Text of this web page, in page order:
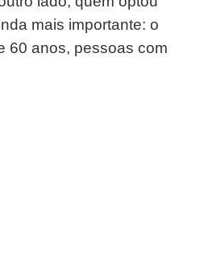
mais importante: o
60 anos, pessoas com